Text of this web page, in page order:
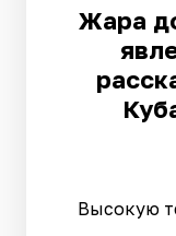
Жара
Высокую